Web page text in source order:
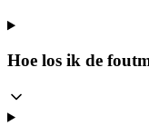
Hoe los ik de